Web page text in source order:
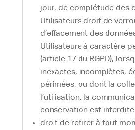
jour, de complétude des
Utilisateurs droit de
d’effacement des
Utilisateurs à caractère
(article 17 du RGPD),
inexactes, incomplètes,
périmées, ou dont la
l’utilisation, la
conservation est interdite
droit de retirer à tout